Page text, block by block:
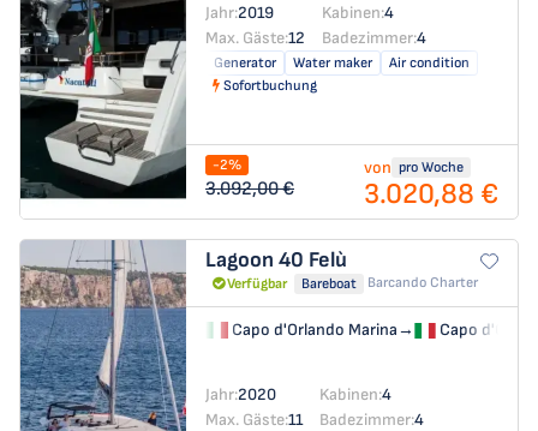
Jahr:2019 Kabinen:4
Max. Gäste:12 Badezimmer:4
Generator Water maker
Air condition
Sofortbuchung
-2%
3.092,00 €
von pro Woche
3.020,88 €
Lagoon 40 Felù
Verfügbar Bareboat Barcando Charter
Capo d'Orlando Marina→ Capo
Jahr:2020 Kabinen:4
Max. Gäste:11 Badezimmer:4